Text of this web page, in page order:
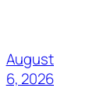
August
6, 2026